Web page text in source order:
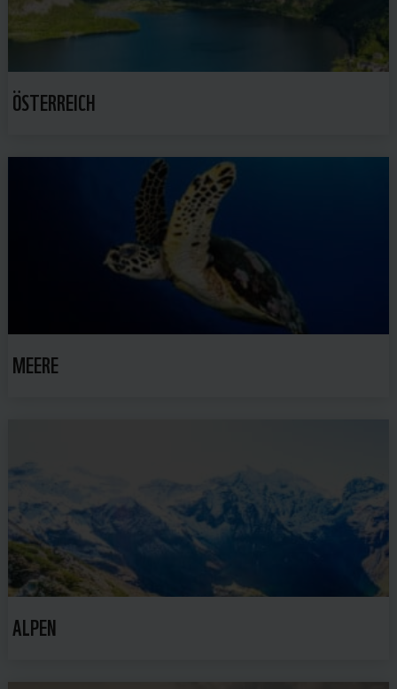
ÖSTERREICH
MEERE
ALPEN